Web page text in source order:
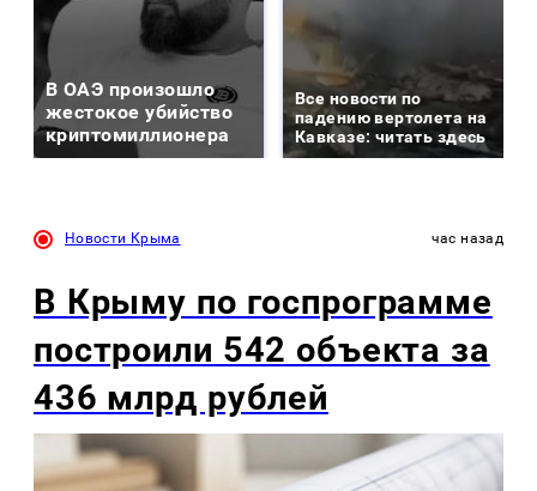
В ОАЭ произошло
жестокое убийство
криптомиллионера
Все новости по
падению вертолета на
Кавказе: читать здесь
Новости Крыма час назад
В Крыму по госпрограмме
построили 542 объекта за
436 млрд рублей